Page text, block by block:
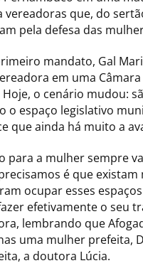
vereadoras que, do
pela defesa das
mandato, Gal
em uma
Hoje, o cenário mudou:
o espaço legislativo
que ainda há muito a
para a mulher sempre
é que
ocupar esses
efetivamente o seu
lembrando que
uma mulher prefeita,
a doutora Lúcia.